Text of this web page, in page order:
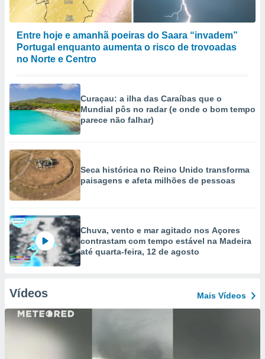
Entre hoje e amanhã poeiras do Saara “invadem”
Portugal enquanto aumenta o risco de trovoadas
no Norte e Centro
Curaçau: a ilha das Caraíbas que o
Mundial pôs no radar (e onde o bom tempo
parece não falhar)
Seca histórica no Reino Unido transforma
paisagens e afeta milhões de pessoas
Chuva, vento e mar agitado nos Açores
contrastam com tempo estável na Madeira
até quarta-feira, 12 de agosto
Vídeos Mais Vídeos